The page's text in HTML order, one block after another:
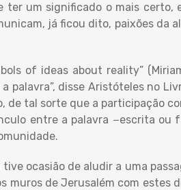
ter um significado o mais certo,
já ficou dito, paixões da
of ideas about reality”
palavra”, disse Aristóteles no
de tal sorte que a participação
entre a palavra −escrita ou
ocasião de aludir a uma
muros de Jerusalém com estes